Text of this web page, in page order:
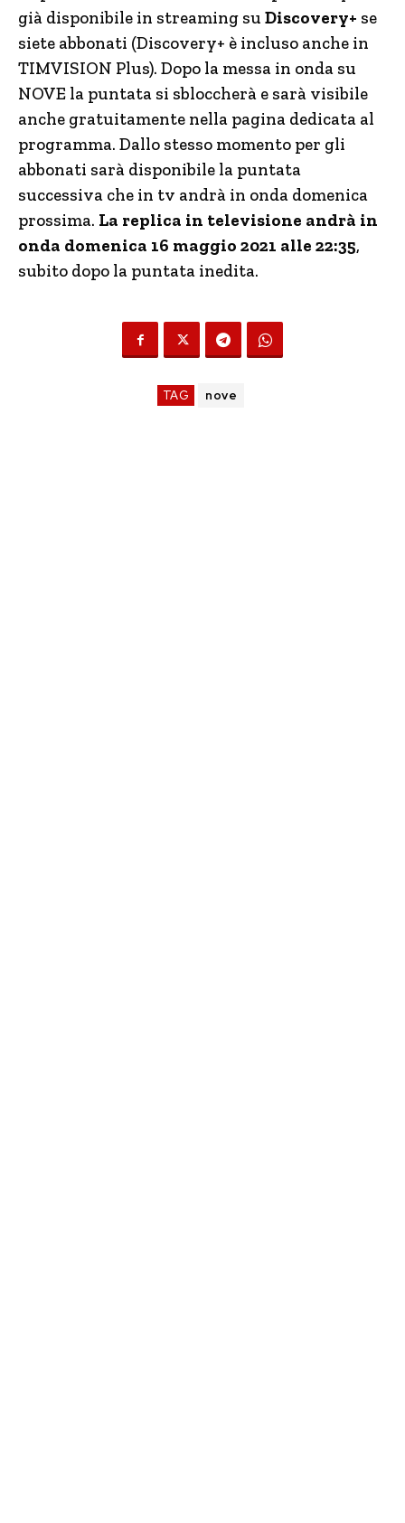
già disponibile in streaming su Discovery+ se
siete abbonati (Discovery+ è incluso anche in
TIMVISION Plus). Dopo la messa in onda su
NOVE la puntata si sbloccherà e sarà visibile
anche gratuitamente nella pagina dedicata al
programma. Dallo stesso momento per gli
abbonati sarà disponibile la puntata
successiva che in tv andrà in onda domenica
prossima. La replica in televisione andrà in
onda domenica 16 maggio 2021 alle 22:35,
subito dopo la puntata inedita.
TAG nove